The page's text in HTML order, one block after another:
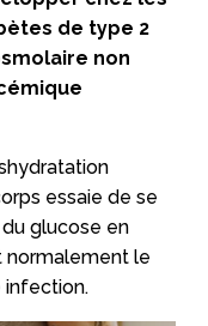
de type 2
non
essaie de se
glucose en
normalement le
infection.